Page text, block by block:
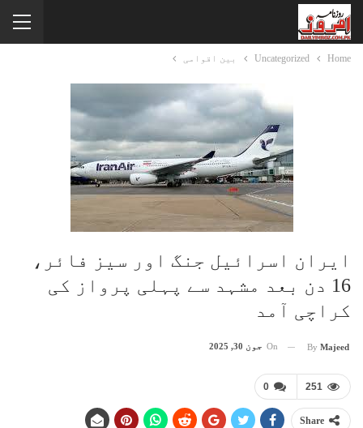
Home
Uncategorized بین اقوامی
ایران اسرائیل جنگ اور سیز فائر،
16 دن بعد مشہد سے پہلی پرواز کی
کراچی آمد
By Majeed
On جون 30, 2025
0 251
Share